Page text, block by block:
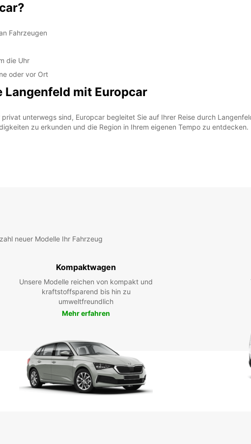
Fahrzeugen
die Uhr
oder vor Ort
Langenfeld mit Europcar
unterwegs sind, Europcar begleitet Sie auf Ihrer Reise durch
zu erkunden und die Region in Ihrem eigenen Tempo zu entdecken.
neuer Modelle Ihr Fahrzeug
Kompaktwagen
Unsere Modelle reichen von kompakt und
kraftstoffsparend bis hin zu
umweltfreundlich
Mehr erfahren